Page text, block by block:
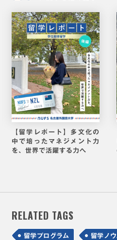
学レポート】多文化の
培ったマネジメント力
界で活躍する力へ
【留学
しさを
の学び
RELATED TAGS
留学プログラム 留学ノ